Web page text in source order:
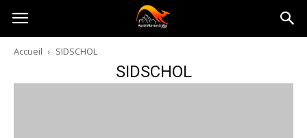
Australia-
australie.com
Accueil SIDSCHOL
SIDSCHOL